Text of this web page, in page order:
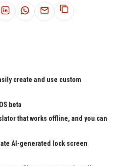
create and use custom
beta
that works offline, and you can
AI-generated lock screen